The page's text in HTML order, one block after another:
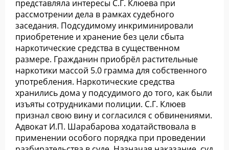
представляла интересы С.Г. Клюева при
рассмотрении дела в рамках судебного
заседания. Подсудимому инкриминировали
приобретение и хранение без цели сбыта
наркотические средства в существенном
размере. Гражданин приобрёл растительные
наркотики массой 5.0 грамма для собственного
употребления. Наркотические средства
хранились дома у подсудимого до того, как были
изъяты сотрудниками полиции. С.Г. Клюев
признал свою вину и согласился с обвинениями.
Адвокат И.П. Шарабарова ходатайствовала в
применении особого порядка при проведении